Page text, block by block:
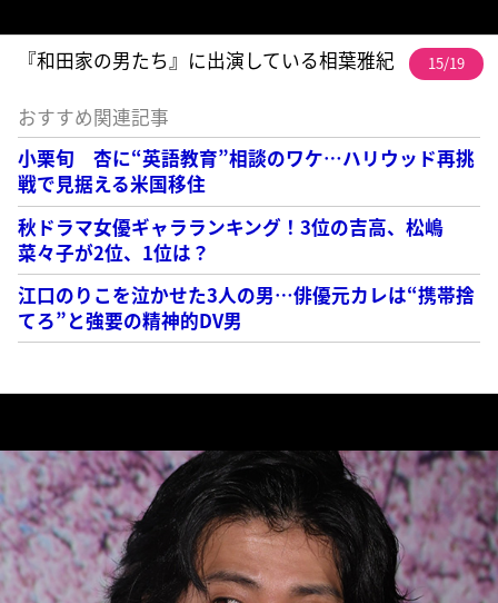
『和田家の男たち』に出演している相葉雅紀 15/19
おすすめ関連記事
小栗旬 杏に“英語教育”相談のワケ…ハリウッド再挑
戦で見据える米国移住
秋ドラマ女優ギャラランキング！3位の吉高、松嶋
菜々子が2位、1位は？
江口のりこを泣かせた3人の男…俳優元カレは“携帯捨
てろ”と強要の精神的DV男